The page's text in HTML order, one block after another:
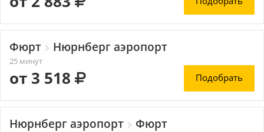
Фюрт Нюрнберг аэропорт
25 минут
от 3 518 Подобрать
Нюрнберг аэропорт Фюрт